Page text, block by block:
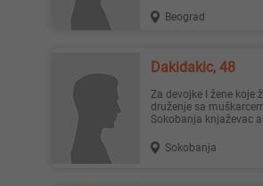
Beograd
Dakidakic, 48
Za devojke I žene koje žele diskretno
druženje sa
Sokobanja knjaževac
Sokobanja